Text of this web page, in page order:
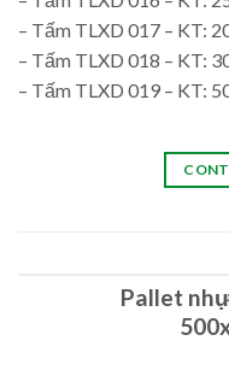
– Tấm TLXD 017 – KT:
– Tấm TLXD 018 – KT:
– Tấm TLXD 019 – KT:
Pallet